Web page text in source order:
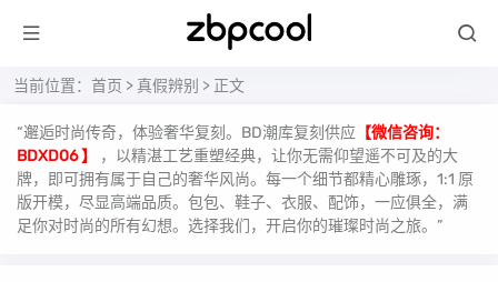
当前位置： 首页 > 真假辨别 > 正文
“邂逅时尚传奇，体验奢华复刻。BD潮库复刻供应 【微信咨询：
BDXD06 】
，以精湛工艺重塑经典，让你无需仰望遥不可及的大
牌，即可拥有属于自己的奢华风尚。每一个细节都精心雕琢，1:1 原
版开模，尽显高端品质。包包、鞋子、衣服、配饰，一应俱全，满
足你对时尚的所有幻想。选择我们，开启你的璀璨时尚之旅。”